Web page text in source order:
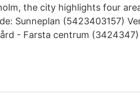
the city highlights four
Sunneplan (5423403157)
- Farsta centrum